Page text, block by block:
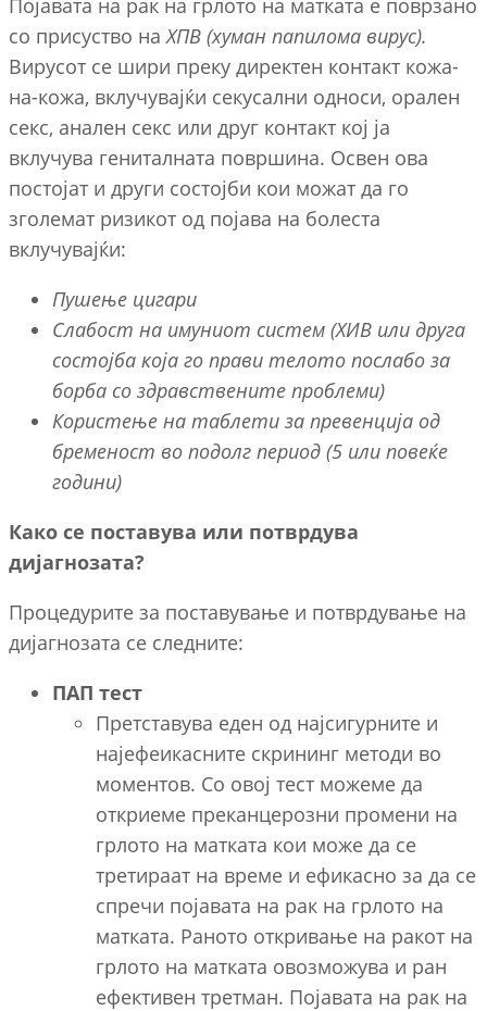
со присуство на ХПВ (хуман папилома вирус).
Вирусот се шири преку директен контакт кожа-
на-кожа, вклучувајќи секусални односи, орален
секс, анален секс или друг контакт кој ја
вклучува гениталната површина. Освен ова
постојат и други состојби кои можат да го
зголемат ризикот од појава на болеста
вклучувајќи:
Пушење цигари
Слабост на имуниот систем (ХИВ или друга
состојба која го прави телото послабо за
борба со здравствените проблеми)
Користење на таблети за превенција од
бременост во подолг период (5 или повеќе
години)
Како се поставува или потврдува
дијагнозата?
Процедурите за поставување и потврдување на
дијагнозата се следните:
ПАП тест
Претставува еден од најсигурните и
најефеикасните скрининг методи во
моментов. Со овој тест можеме да
откриеме преканцерозни промени на
грлото на матката кои може да се
третираат на време и ефикасно за да се
спречи појавата на рак на грлото на
матката. Раното откривање на ракот на
грлото на матката овозможува и ран
ефективен третман. Појавата на рак на